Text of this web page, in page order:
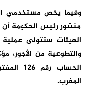
وفيما يخص مستخدمي
منشور رئيس الحكومة أن
الهيئات ستتولى
والتطوعية من الأجور،
المغرب.